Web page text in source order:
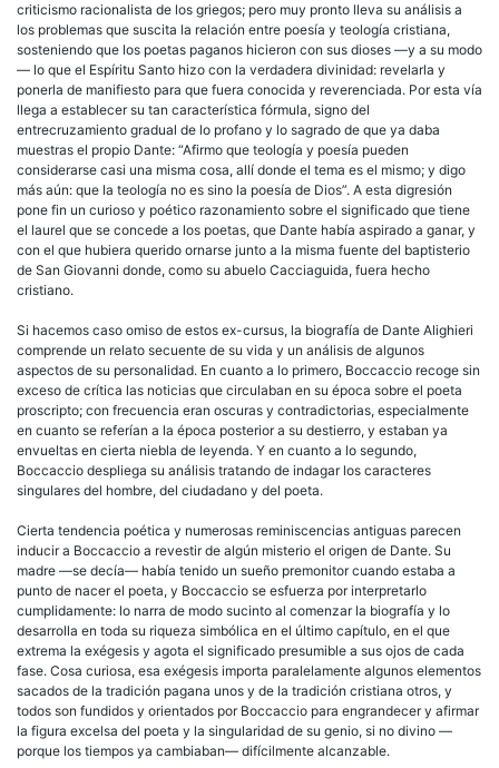
criticismo racionalista de los griegos; pero muy pronto lleva su análisis a
los problemas que suscita la relación entre poesía y teología cristiana,
sosteniendo que los poetas paganos hicieron con sus dioses —y a su modo
— lo que el Espíritu Santo hizo con la verdadera divinidad: revelarla y
ponerla de manifiesto para que fuera conocida y reverenciada. Por esta vía
llega a establecer su tan característica fórmula, signo del
entrecruzamiento gradual de lo profano y lo sagrado de que ya daba
muestras el propio Dante: “Afirmo que teología y poesía pueden
considerarse casi una misma cosa, allí donde el tema es el mismo; y digo
más aún: que la teología no es sino la poesía de Dios”. A esta digresión
pone fin un curioso y poético razonamiento sobre el significado que tiene
el laurel que se concede a los poetas, que Dante había aspirado a ganar, y
con el que hubiera querido ornarse junto a la misma fuente del baptisterio
de San Giovanni donde, como su abuelo Cacciaguida, fuera hecho
cristiano.
Si hacemos caso omiso de estos ex-cursus, la biografía de Dante Alighieri
comprende un relato secuente de su vida y un análisis de algunos
aspectos de su personalidad. En cuanto a lo primero, Boccaccio recoge sin
exceso de crítica las noticias que circulaban en su época sobre el poeta
proscripto; con frecuencia eran oscuras y contradictorias, especialmente
en cuanto se referían a la época posterior a su destierro, y estaban ya
envueltas en cierta niebla de leyenda. Y en cuanto a lo segundo,
Boccaccio despliega su análisis tratando de indagar los caracteres
singulares del hombre, del ciudadano y del poeta.
Cierta tendencia poética y numerosas reminiscencias antiguas parecen
inducir a Boccaccio a revestir de algún misterio el origen de Dante. Su
madre —se decía— había tenido un sueño premonitor cuando estaba a
punto de nacer el poeta, y Boccaccio se esfuerza por interpretarlo
cumplidamente: lo narra de modo sucinto al comenzar la biografía y lo
desarrolla en toda su riqueza simbólica en el último capítulo, en el que
extrema la exégesis y agota el significado presumible a sus ojos de cada
fase. Cosa curiosa, esa exégesis importa paralelamente algunos elementos
sacados de la tradición pagana unos y de la tradición cristiana otros, y
todos son fundidos y orientados por Boccaccio para engrandecer y afirmar
la figura excelsa del poeta y la singularidad de su genio, si no divino —
porque los tiempos ya cambiaban— difícilmente alcanzable.